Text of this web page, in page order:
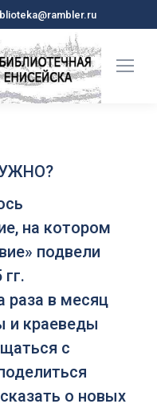
на котором
подвели
раза в месяц
и краеведы
с
о новых